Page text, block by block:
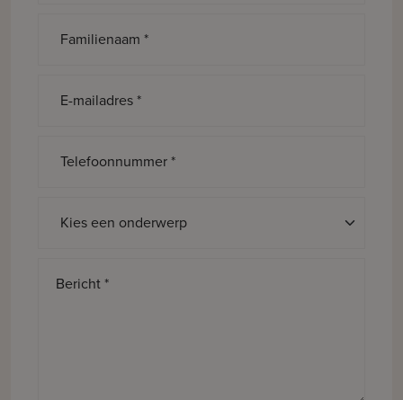
Familienaam *
E-mailadres *
Telefoonnummer *
Bericht *